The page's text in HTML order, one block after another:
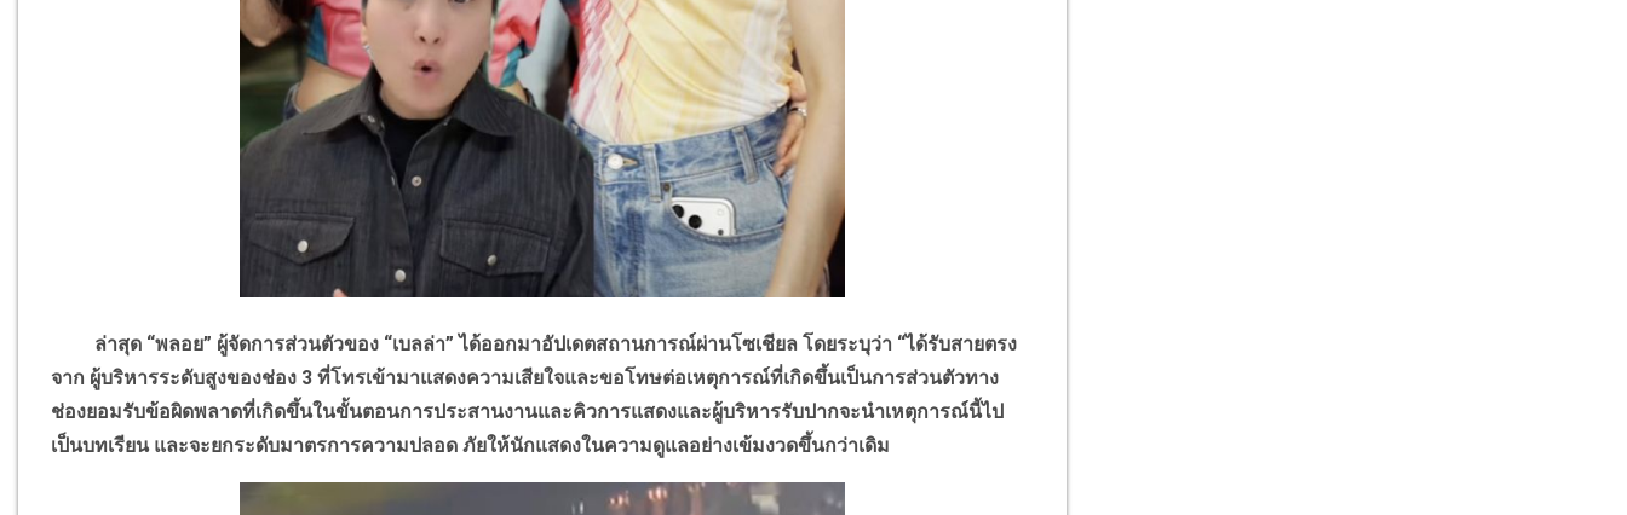
ล่าสุด “พลอย” ผู้จัดการส่วนตัวของ “เบลล่า” ได้ออกมาอัปเดตสถานการณ์ผ่านโซเชียล โดยระบุว่า “ได้รับสายตรง
จาก ผู้บริหารระดับสูงของช่อง 3ที่โทรเข้ามาแสดงความเสียใจและขอโทษต่อเหตุการณ์ที่เกิดขึ้นเป็นการส่วนตัวทาง
ช่องยอมรับข้อผิดพลาดที่เกิดขึ้นในขั้นตอนการประสานงานและคิวการแสดงและผู้บริหารรับปากจะนำเหตุการณ์นี้ไป
เป็นบทเรียน และจะยกระดับมาตรการความปลอด ภัยให้นักแสดงในความดูแลอย่างเข้มงวดขึ้นกว่าเดิม